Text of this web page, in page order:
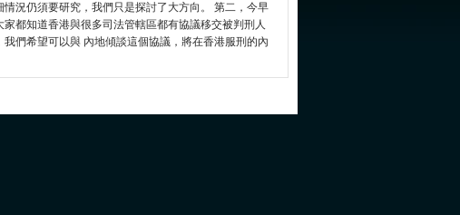
況仍須要研究，我們只是探討了大方向。 第二，今早
都知道香港與很多司法管轄區都有協議移交被判刑人
們希望可以與 內地傾談這個協議，將在香港服刑的內